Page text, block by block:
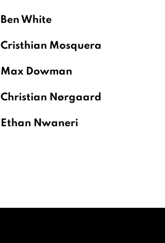
Ben White
Cristhian Mosquera
Max Dowman
Christian Nørgaard
Ethan Nwaneri